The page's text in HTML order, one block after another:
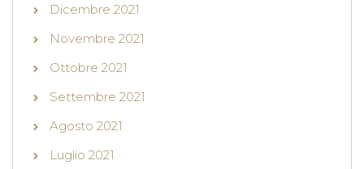
Dicembre 2021
Novembre 2021
Ottobre 2021
Settembre 2021
Agosto 2021
Luglio 2021